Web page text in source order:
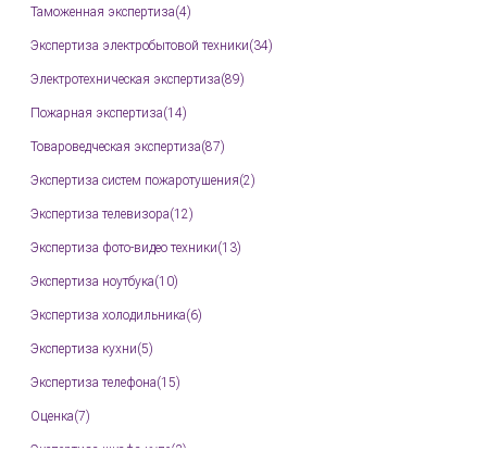
Таможенная экспертиза(4)
Экспертиза электробытовой техники(34)
Электротехническая экспертиза(89)
Пожарная экспертиза(14)
Товароведческая экспертиза(87)
Экспертиза систем пожаротушения(2)
Экспертиза телевизора(12)
Экспертиза фото-видео техники(13)
Экспертиза ноутбука(10)
Экспертиза холодильника(6)
Экспертиза кухни(5)
Экспертиза телефона(15)
Оценка(7)
Экспертиза шкафа купе(3)